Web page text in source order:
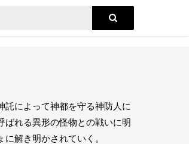
託によって神都を守る神防人に
ばれる異形の怪物との戦いに明
解き明かされていく。